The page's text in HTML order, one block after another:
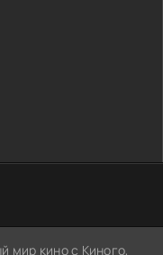
мир кино с Киного,